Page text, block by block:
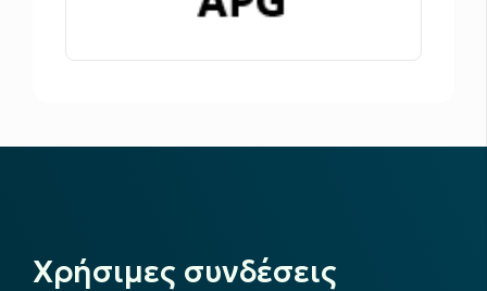
Χρήσιμες συνδέσεις